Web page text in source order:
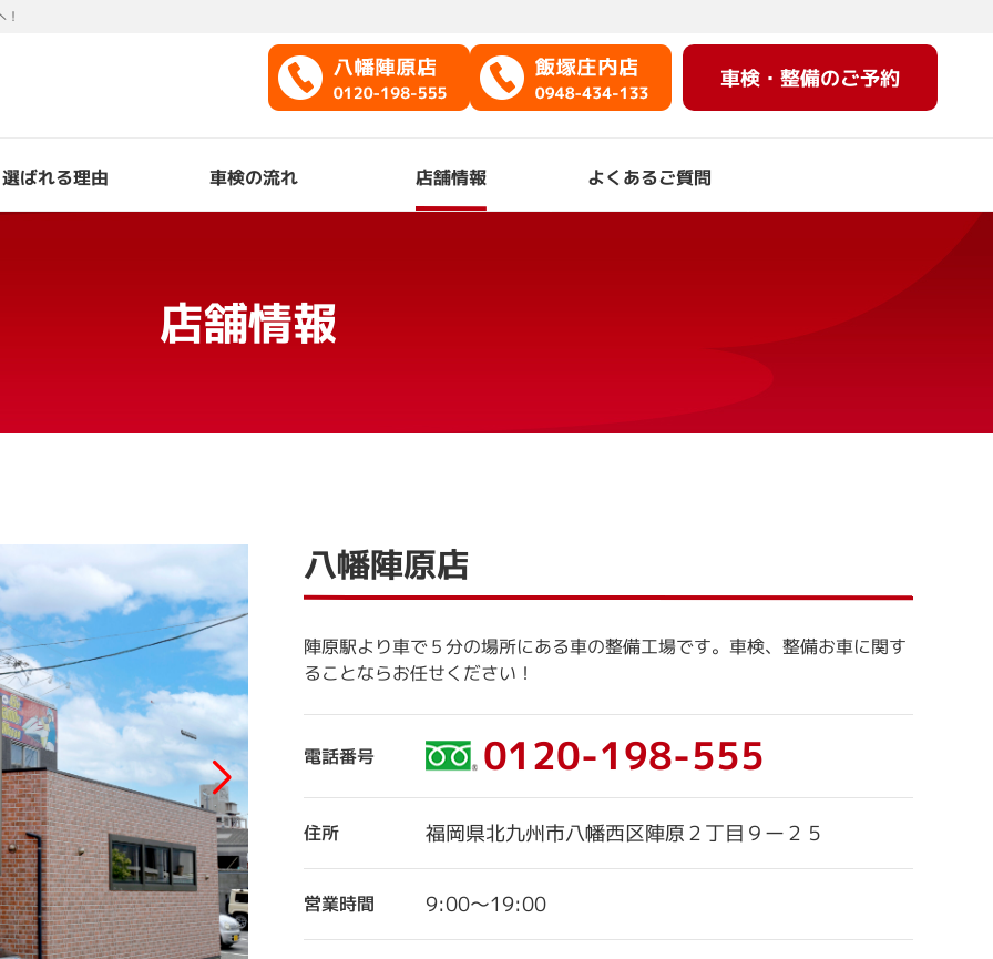
車検・整備のご予約
選ばれる理由 車検の流れ 店舗情報 よくあるご質問
店舗情報
八幡陣原店
陣原駅より車で５分の場所にある車の整備工場です。車検、整備お車に関す
ることならお任せください！
電話番号 0120-198-555
住所 福岡県北九州市八幡西区陣原２丁目９ー２５
営業時間 9:00～19:00